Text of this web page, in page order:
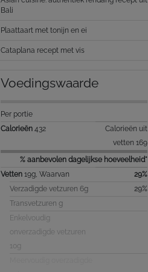
Bali
Plaattaart met tonijn en ei
Cataplana recept met vis
Voedingswaarde
Per portie
Calorieën 432
Calorieën uit
vetten 169
% aanbevolen dagelijkse hoeveelheid*
Vetten 19g, Waarvan
29%
Verzadigde vetzuren 6g
29%
Transvetzuren g
Enkelvoudig
onverzadigde vetzuren
10g